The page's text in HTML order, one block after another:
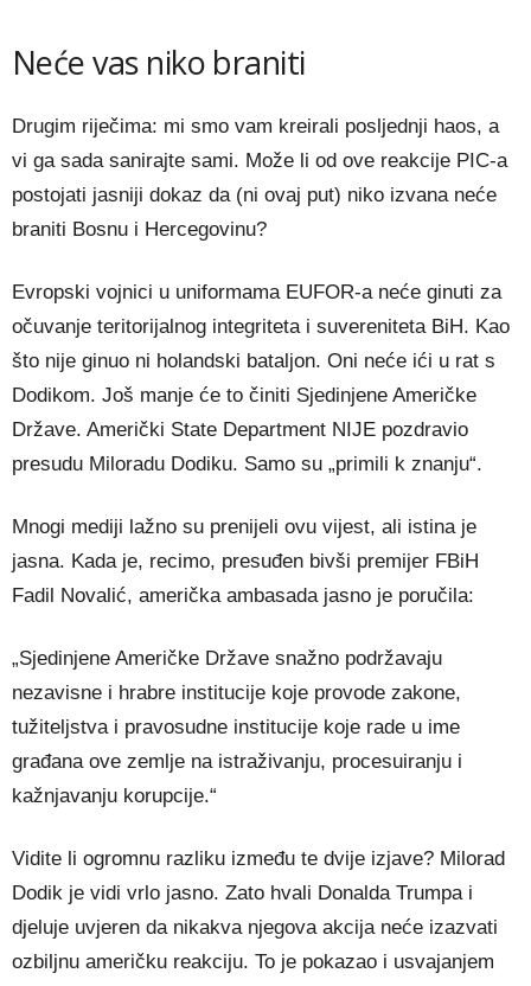
Neće vas niko braniti
Drugim riječima: mi smo vam kreirali posljednji haos, a
vi ga sada sanirajte sami. Može li od ove reakcije PIC-a
postojati jasniji dokaz da (ni ovaj put) niko izvana neće
braniti Bosnu i Hercegovinu?
Evropski vojnici u uniformama EUFOR-a neće ginuti za
očuvanje teritorijalnog integriteta i suvereniteta BiH. Kao
što nije ginuo ni holandski bataljon. Oni neće ići u rat s
Dodikom. Još manje će to činiti Sjedinjene Američke
Države. Američki State Department NIJE pozdravio
presudu Miloradu Dodiku. Samo su „primili k znanju“.
Mnogi mediji lažno su prenijeli ovu vijest, ali istina je
jasna. Kada je, recimo, presuđen bivši premijer FBiH
Fadil Novalić, američka ambasada jasno je poručila:
„Sjedinjene Američke Države snažno podržavaju
nezavisne i hrabre institucije koje provode zakone,
tužiteljstva i pravosudne institucije koje rade u ime
građana ove zemlje na istraživanju, procesuiranju i
kažnjavanju korupcije.“
Vidite li ogromnu razliku između te dvije izjave? Milorad
Dodik je vidi vrlo jasno. Zato hvali Donalda Trumpa i
djeluje uvjeren da nikakva njegova akcija neće izazvati
ozbiljnu američku reakciju. To je pokazao i usvajanjem